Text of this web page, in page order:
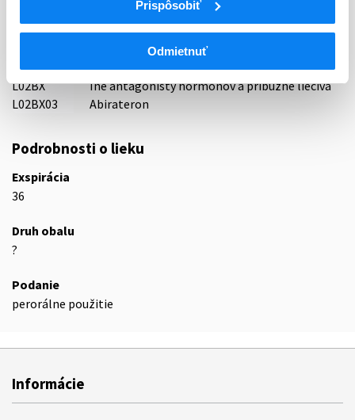
Prispôsobiť
Odmietnuť
Cytostatiká a imunomodulátory
Endokrinná liečba
L02B
Antagonisty hormónov a príbuzné liečivá
L02BX
Iné antagonisty hormónov a príbuzné liečivá
L02BX03
Abirateron
Podrobnosti o lieku
Exspirácia
36
Druh obalu
?
Podanie
perorálne použitie
Informácie